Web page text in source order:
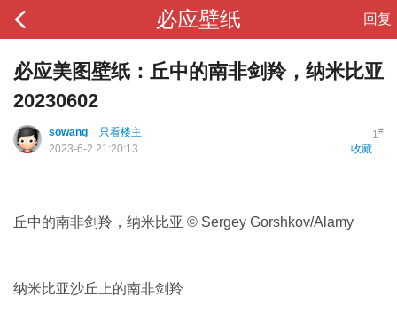
必应壁纸 回复
必应美图壁纸：丘中的南非剑羚，纳米比亚
20230602
1#
sowang
只看楼主
收藏
2023-6-2 21:20:13
丘中的南非剑羚，纳米比亚 © Sergey Gorshkov/Alamy
纳米比亚沙丘上的南非剑羚